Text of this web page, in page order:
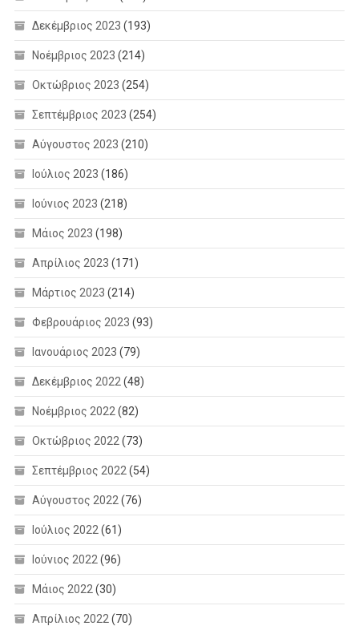
Δεκέμβριος 2023 (193)
Νοέμβριος 2023 (214)
Οκτώβριος 2023 (254)
Σεπτέμβριος 2023 (254)
Αύγουστος 2023 (210)
Ιούλιος 2023 (186)
Ιούνιος 2023 (218)
Μάιος 2023 (198)
Απρίλιος 2023 (171)
Μάρτιος 2023 (214)
Φεβρουάριος 2023 (93)
Ιανουάριος 2023 (79)
Δεκέμβριος 2022 (48)
Νοέμβριος 2022 (82)
Οκτώβριος 2022 (73)
Σεπτέμβριος 2022 (54)
Αύγουστος 2022 (76)
Ιούλιος 2022 (61)
Ιούνιος 2022 (96)
Μάιος 2022 (30)
Απρίλιος 2022 (70)